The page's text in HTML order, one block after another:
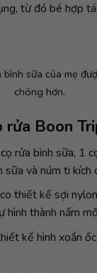
từ đó bé hợp
sữa của mẹ
chóng hơn.
Boon
rửa bình sữa, 1
và núm ti kích
thiết kế sợi
hình thành nấm
kế hình xoắn